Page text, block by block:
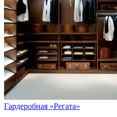
Гардеробная «Регата»